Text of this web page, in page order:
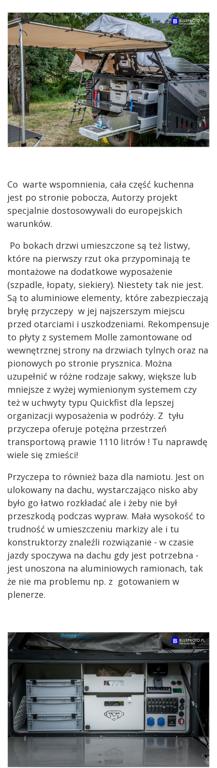
Co warte wspomnienia, cała część kuchenna
jest po stronie pobocza, Autorzy projekt
specjalnie dostosowywali do europejskich
warunków.
Po bokach drzwi umieszczone są też listwy,
które na pierwszy rzut oka przypominają te
montażowe na dodatkowe wyposażenie
(szpadle, łopaty, siekiery). Niestety tak nie jest.
Są to aluminiowe elementy, które zabezpieczają
bryłę przyczepy w jej najszerszym miejscu
przed otarciami i uszkodzeniami. Rekompensuje
to płyty z systemem Molle zamontowane od
wewnętrznej strony na drzwiach tylnych oraz na
pionowych po stronie prysznica. Można
uzupełnić w różne rodzaje sakwy, większe lub
mniejsze z wyżej wymienionym systemem czy
też w uchwyty typu Quickfist dla lepszej
organizacji wyposażenia w podróży. Z tyłu
przyczepa oferuje potężna przestrzeń
transportową prawie 1110 litrów ! Tu naprawdę
wiele się zmieści!
Przyczepa to również baza dla namiotu. Jest on
ulokowany na dachu, wystarczająco nisko aby
było go łatwo rozkładać ale i żeby nie był
przeszkodą podczas wypraw. Mała wysokość to
trudność w umieszczeniu markizy ale i tu
konstruktorzy znaleźli rozwiązanie - w czasie
jazdy spoczywa na dachu gdy jest potrzebna -
jest unoszona na aluminiowych ramionach, tak
że nie ma problemu np. z gotowaniem w
plenerze.